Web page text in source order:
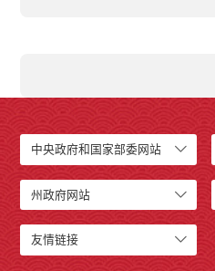
中央政府和国家部委网站
州政府网站
友情链接